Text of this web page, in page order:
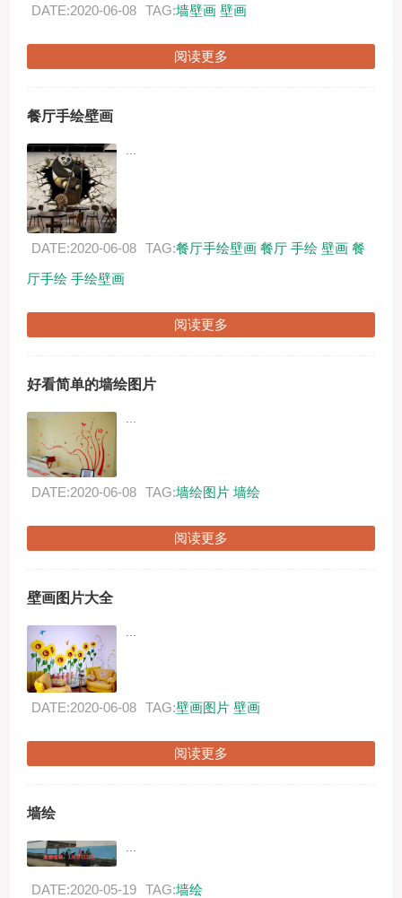
DATE:2020-06-08 TAG:墙壁画 壁画
阅读更多
餐厅手绘壁画
DATE:2020-06-08 TAG:餐厅手绘壁画 餐厅 手绘 壁画 餐
厅手绘 手绘壁画
阅读更多
好看简单的墙绘图片
DATE:2020-06-08 TAG:墙绘图片 墙绘
阅读更多
壁画图片大全
DATE:2020-06-08 TAG:壁画图片 壁画
阅读更多
墙绘
DATE:2020-05-19 TAG:墙绘